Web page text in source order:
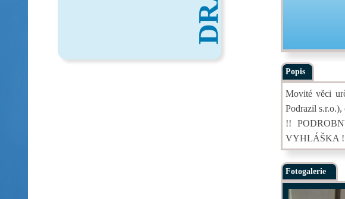
Popis
Movité věci
Podrazil
!!
VYHLÁŠKA
Fotogalerie